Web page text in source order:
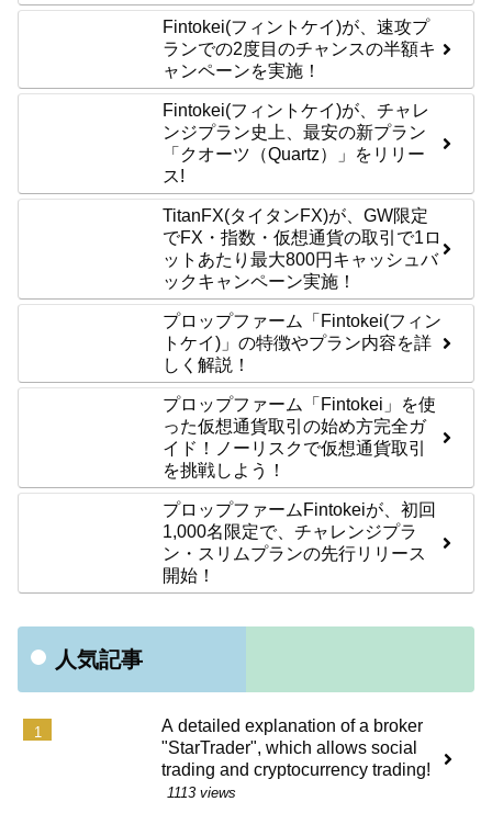
Fintokei(フィントケイ)が、速攻プ
ランでの2度目のチャンスの半額キ
ャンペーンを実施！
Fintokei(フィントケイ)が、チャレ
ンジプラン史上、最安の新プラン
「クオーツ（Quartz）」をリリー
ス!
TitanFX(タイタンFX)が、GW限定
でFX・指数・仮想通貨の取引で1ロ
ットあたり最大800円キャッシュバ
ックキャンペーン実施！
プロップファーム「Fintokei(フィン
トケイ)」の特徴やプラン内容を詳
しく解説！
プロップファーム「Fintokei」を使
った仮想通貨取引の始め方完全ガ
イド！ノーリスクで仮想通貨取引
を挑戦しよう！
プロップファームFintokeiが、初回
1,000名限定で、チャレンジプラ
ン・スリムプランの先行リリース
開始！
人気記事
A detailed explanation of a broker
"StarTrader", which allows social
trading and cryptocurrency trading!
1113 views